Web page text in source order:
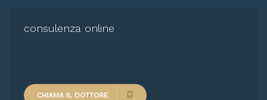
consulenza online
CHIAMA IL DOTTORE